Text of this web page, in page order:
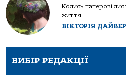
Колись паперові
життя...
ВІКТОРІЯ ДАЙВЕР
ВИБІР РЕДАКЦІЇ